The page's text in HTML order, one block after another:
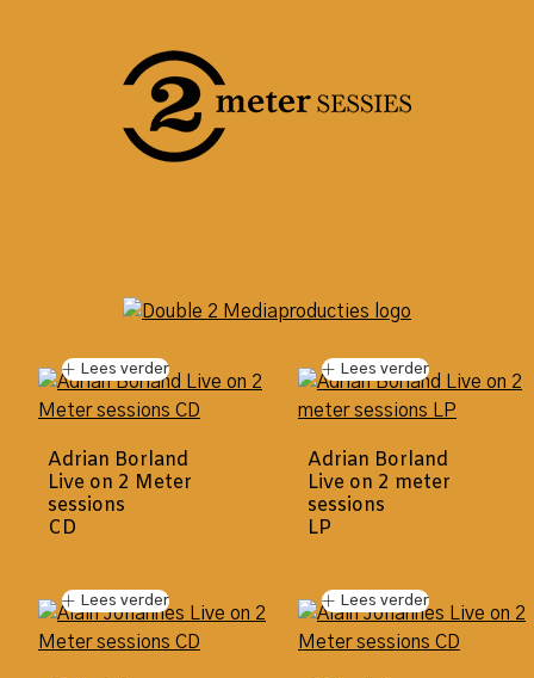
Lees verder
Adrian Borland
Live on 2 Meter
sessions
CD
Lees verder
Adrian Borland
Live on 2 meter
sessions
LP
Lees verder Lees verder